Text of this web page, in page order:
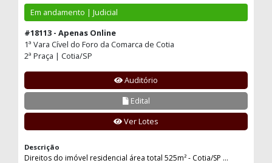
Em andamento | Judicial
#18113 - Apenas Online
1ª Vara Cível do Foro da Comarca de Cotia
2ª Praça | Cotia/SP
Auditório
Edital
Ver Lotes
Descrição
Direitos do imóvel residencial área total 525m² - Cotia/SP ...